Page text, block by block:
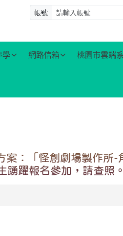
帳號
學 網路信箱 桃園市雲端
案：「怪創劇場製作所-
踴躍報名參加，請查照。